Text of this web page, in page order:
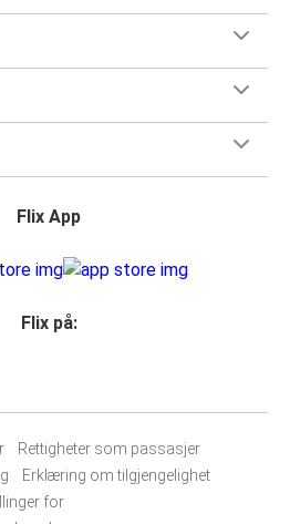
Flix App
Flix på:
Rettigheter som passasjer
Erklæring om tilgjengelighet
for